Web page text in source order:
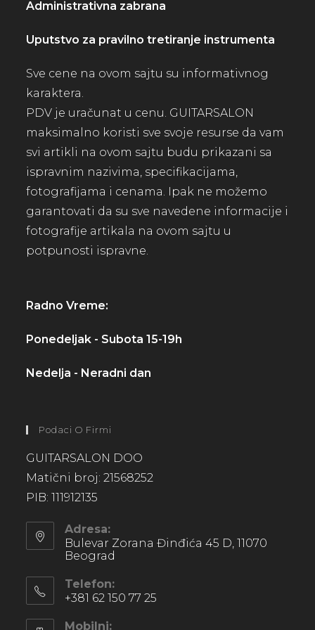
Administrativna zabrana
Uputstvo za pravilno tretiranje instrumenta
Sve cene na ovom sajtu su informativnog
karaktera.
PDV je uračunat u cenu. GUITARSALON
maksimalno koristi sve svoje resurse da vam
svi artikli na ovom sajtu budu prikazani sa
ispravnim nazivima, specifikacijama,
fotografijama i cenama. Ipak ne možemo
garantovati da su sve navedene informacije i
fotografije artikala na ovom sajtu u
potpunosti ispravne.
Radno Vreme:
Ponedeljak - Subota 15-19h
Nedelja - Neradni dan
Podaci O Firmi
GUITARSALON DOO
Matični broj: 21568252
PIB: 111912135
Adresa:
Bulevar Zorana Đinđića 45 D, 11070
Beograd
Telefon:
+381 62 150 77 25
Mobilni: